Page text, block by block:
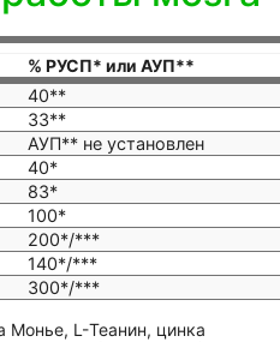
% РУСП* или АУП**
40**
33**
АУП** не установлен
40*
83*
100*
200*/***
140*/***
300*/***
Монье, L-Теанин, цинка